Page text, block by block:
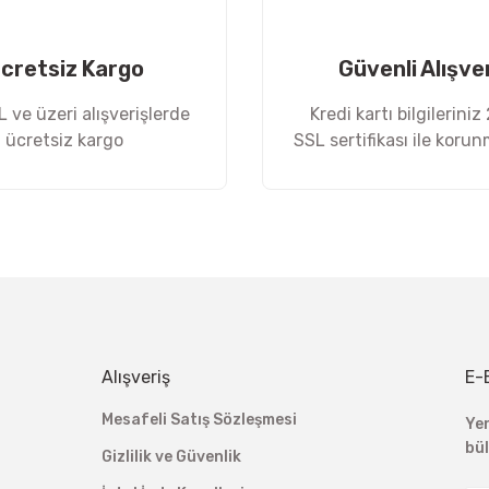
Kargo
ve üzeri alışverişlerde
ücretsiz kargo
Güvenli
Kredi kartı bilgileriniz
SSL sertifikası ile
Alışveriş
Mesafeli Satış Sözleşmesi
Gizlilik ve Güvenlik
E-